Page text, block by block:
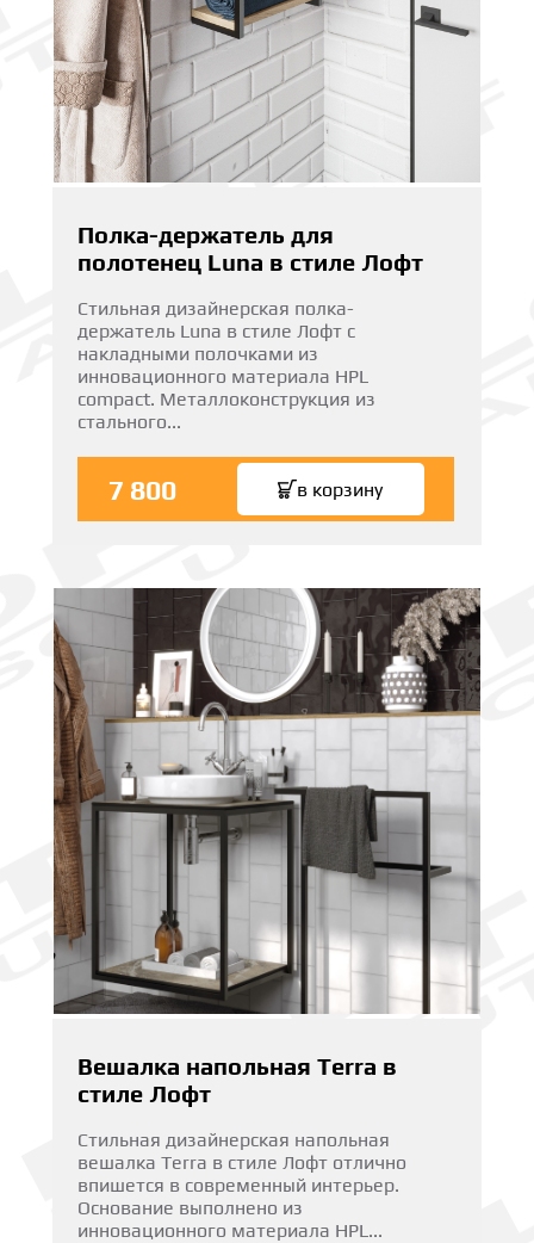
Полка-держатель для
полотенец Luna в стиле Лофт
Стильная дизайнерская полка-
держатель Luna в стиле Лофт с
накладными полочками из
инновационного материала HPL
compact. Металлоконструкция из
стального...
7 800 в корзину
Вешалка напольная Terra в
стиле Лофт
Стильная дизайнерская напольная
вешалка Terra в стиле Лофт отлично
впишется в современный интерьер.
Основание выполнено из
инновационного материала HPL...